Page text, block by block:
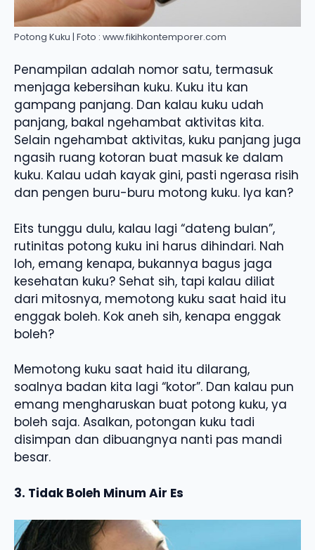
Potong Kuku | Foto : www.fikihkontemporer.com
Penampilan adalah nomor satu, termasuk
menjaga kebersihan kuku. Kuku itu kan
gampang panjang. Dan kalau kuku udah
panjang, bakal ngehambat aktivitas kita.
Selain ngehambat aktivitas, kuku panjang juga
ngasih ruang kotoran buat masuk ke dalam
kuku. Kalau udah kayak gini, pasti ngerasa risih
dan pengen buru-buru motong kuku. Iya kan?
Eits tunggu dulu, kalau lagi “dateng bulan”,
rutinitas potong kuku ini harus dihindari. Nah
loh, emang kenapa, bukannya bagus jaga
kesehatan kuku? Sehat sih, tapi kalau diliat
dari mitosnya, memotong kuku saat haid itu
enggak boleh. Kok aneh sih, kenapa enggak
boleh?
Memotong kuku saat haid itu dilarang,
soalnya badan kita lagi “kotor”. Dan kalau pun
emang mengharuskan buat potong kuku, ya
boleh saja. Asalkan, potongan kuku tadi
disimpan dan dibuangnya nanti pas mandi
besar.
3. Tidak Boleh Minum Air Es